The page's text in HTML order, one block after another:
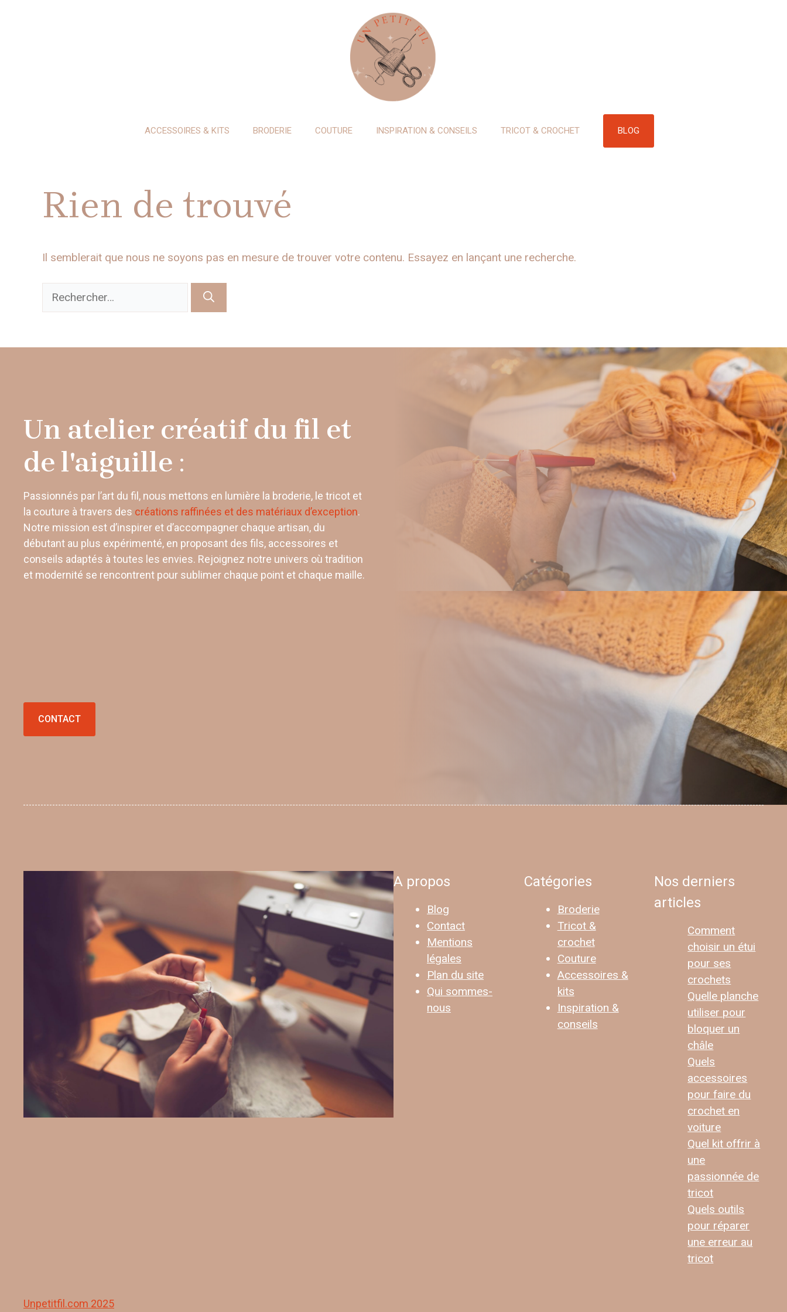
ACCESSOIRES & KITS BRODERIE COUTURE INSPIRATION & CONSEILS TRICOT & CROCHET BLOG
Rien de trouvé
Il semblerait que nous ne soyons pas en mesure de trouver votre contenu. Essayez en lançant une recherche.
Rechercher :
Un atelier créatif du fil et
de l'aiguille :
Passionnés par l’art du fil, nous mettons en lumière la broderie, le tricot et
la couture à travers des créations raffinées et des matériaux d’exception.
Notre mission est d’inspirer et d’accompagner chaque artisan, du
débutant au plus expérimenté, en proposant des fils, accessoires et
conseils adaptés à toutes les envies. Rejoignez notre univers où tradition
et modernité se rencontrent pour sublimer chaque point et chaque maille.
CONTACT
Unpetitfil.com 2025
A propos
Blog
Contact
Mentions
légales
Plan du site
Qui sommes-
nous
Catégories
Broderie
Tricot &
crochet
Couture
Accessoires &
kits
Inspiration &
conseils
Nos derniers
articles
Comment
choisir un étui
pour ses
crochets
Quelle planche
utiliser pour
bloquer un
châle
Quels
accessoires
pour faire du
crochet en
voiture
Quel kit offrir à
une
passionnée de
tricot
Quels outils
pour réparer
une erreur au
tricot